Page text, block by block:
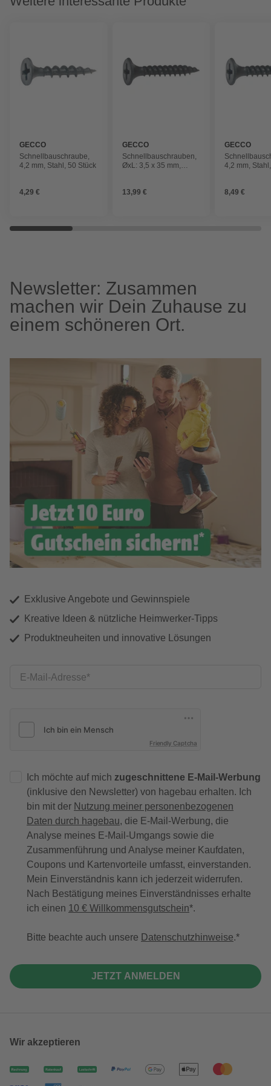
GECCO
Schnellbauschraube,
4,2 mm, Stahl, 50 Stück
4,29 €
GECCO
Schnellbauschrauben,
ØxL: 3,5 x 35 mm,
13,99 €
GECCO
4,2 mm,
8,49 €
Newsletter: Zusammen
machen wir Dein Zuhause zu
einem schöneren Ort.
Exklusive Angebote und Gewinnspiele
Kreative Ideen & nützliche Heimwerker-Tipps
Produktneuheiten und innovative Lösungen
E-Mail-Adresse
Friendly Captcha
Ich möchte auf mich zugeschnittene E-Mail-Werbung
(inklusive den Newsletter) von hagebau erhalten. Ich
bin mit der Nutzung meiner personenbezogenen
Daten durch hagebau, die E-Mail-Werbung, die
Analyse meines E-Mail-Umgangs sowie die
Zusammenführung und Analyse meiner Kaufdaten,
Coupons und Kartenvorteile umfasst, einverstanden.
Mein Einverständnis kann ich jederzeit widerrufen.
Nach Bestätigung meines Einverständnisses erhalte
ich einen 10 € Willkommensgutschein*.
Bitte beachte auch unsere Datenschutzhinweise.
JETZT ANMELDEN
Wir akzeptieren